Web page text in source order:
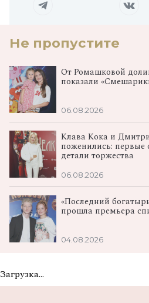
Не пропустите
От Ромашковой
показали
06.08.2026
Клава Кока и
поженились: первые
детали торжества
06.08.2026
«Последний
прошла премьера
04.08.2026
Загрузка...